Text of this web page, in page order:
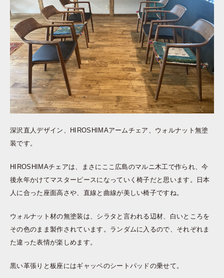
深沢直人デザイン、HIROSHIMAアームチェア、ウォルナット無塗
装です。
HIROSHIMAチェアは、まさにここ広島のマルニ木工で作られ、今
後永年かけてマスターピースになっていく椅子だと思います。日本
人に合った座面高さや、直線と曲線が美しい椅子ですね。
ウォルナット材の無塗装は、シラタと言われる辺材、白いところを
その色のまま製作されています。ランダムに入るので、それぞれま
た違った表情が楽しめます。
黒い革張りと板座にはギャッベのシートパッドの乗せて。